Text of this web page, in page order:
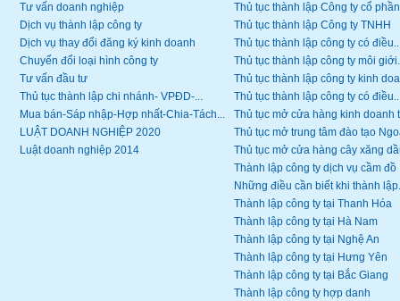
Tư vấn doanh nghiệp
Dịch vụ thành lập công ty
Dịch vụ thay đổi đăng ký kinh doanh
Chuyển đổi loại hình công ty
Tư vấn đầu tư
Thủ tục thành lập chi nhánh- VPĐD-...
Mua bán-Sáp nhập-Hợp nhất-Chia-Tách...
LUẬT DOANH NGHIỆP 2020
Luật doanh nghiệp 2014
Thủ tục thành lập Công ty cổ phần
Thủ tục thành lập Công ty TNHH
Thủ tục thành lập công ty có
Thủ tục thành lập công ty môi
Thủ tục thành lập công ty kinh
Thủ tục thành lập công ty có
Thủ tục mở cửa hàng kinh doanh
Thủ tục mở trung tâm đào tạo
Thủ tục mở cửa hàng cây xăng
Thành lập công ty dịch vụ cầm đồ
Những điều cần biết khi thành
Thành lập công ty tại Thanh Hóa
Thành lập công ty tại Hà Nam
Thành lập công ty tại Nghệ An
Thành lập công ty tại Hưng Yên
Thành lập công ty tại Bắc Giang
Thành lập công ty hợp danh